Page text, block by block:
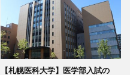
【札幌医科大学】医学部入試の